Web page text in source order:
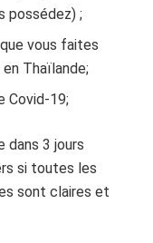
possédez) ;
vous faites
Thaïlande;
Covid-19;
dans 3 jours
si toutes les
sont claires et